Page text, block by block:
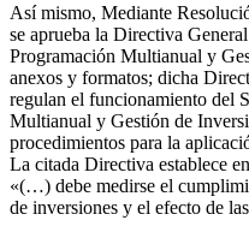
Así mismo, Mediante
se aprueba la Directiva
Programación Multianual y
anexos y formatos; dicha
regulan el funcionamiento del
Multianual y Gestión de
procedimientos para la
La citada Directiva establece
«(…) debe medirse el
de inversiones y el efecto de